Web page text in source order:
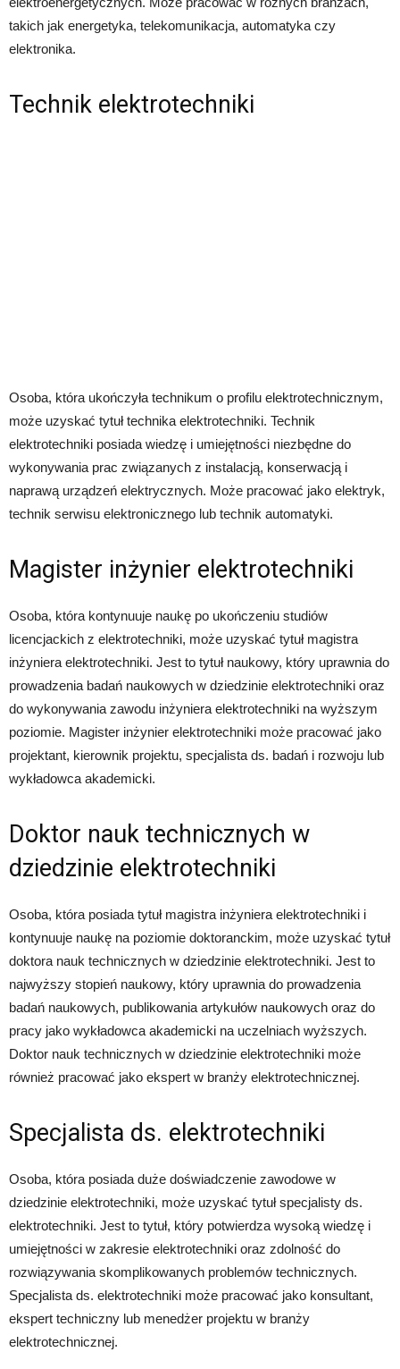
takich jak energetyka, telekomunikacja, automatyka czy
elektronika.
Technik elektrotechniki
Osoba, która ukończyła technikum o profilu elektrotechnicznym,
może uzyskać tytuł technika elektrotechniki. Technik
elektrotechniki posiada wiedzę i umiejętności niezbędne do
wykonywania prac związanych z instalacją, konserwacją i
naprawą urządzeń elektrycznych. Może pracować jako elektryk,
technik serwisu elektronicznego lub technik automatyki.
Magister inżynier elektrotechniki
Osoba, która kontynuuje naukę po ukończeniu studiów
licencjackich z elektrotechniki, może uzyskać tytuł magistra
inżyniera elektrotechniki. Jest to tytuł naukowy, który uprawnia do
prowadzenia badań naukowych w dziedzinie elektrotechniki oraz
do wykonywania zawodu inżyniera elektrotechniki na wyższym
poziomie. Magister inżynier elektrotechniki może pracować jako
projektant, kierownik projektu, specjalista ds. badań i rozwoju lub
wykładowca akademicki.
Doktor nauk technicznych w
dziedzinie elektrotechniki
Osoba, która posiada tytuł magistra inżyniera elektrotechniki i
kontynuuje naukę na poziomie doktoranckim, może uzyskać tytuł
doktora nauk technicznych w dziedzinie elektrotechniki. Jest to
najwyższy stopień naukowy, który uprawnia do prowadzenia
badań naukowych, publikowania artykułów naukowych oraz do
pracy jako wykładowca akademicki na uczelniach wyższych.
Doktor nauk technicznych w dziedzinie elektrotechniki może
również pracować jako ekspert w branży elektrotechnicznej.
Specjalista ds. elektrotechniki
Osoba, która posiada duże doświadczenie zawodowe w
dziedzinie elektrotechniki, może uzyskać tytuł specjalisty ds.
elektrotechniki. Jest to tytuł, który potwierdza wysoką wiedzę i
umiejętności w zakresie elektrotechniki oraz zdolność do
rozwiązywania skomplikowanych problemów technicznych.
Specjalista ds. elektrotechniki może pracować jako konsultant,
ekspert techniczny lub menedżer projektu w branży
elektrotechnicznej.